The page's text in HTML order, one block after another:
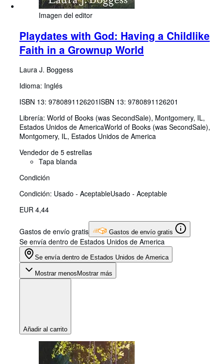
Imagen del editor
Playdates with God: Having a Childlike
Faith in a Grownup World
Laura J. Boggess
Idioma: Inglés
ISBN 13: 9780891126201 ISBN 13: 9780891126201
Librería: World of Books (was SecondSale), Montgomery, IL,
Estados Unidos de AmericaWorld of Books (was SecondSale),
Montgomery, IL, Estados Unidos de America
Vendedor de 5 estrellas
Tapa blanda
Condición
Condición: Usado - AceptableUsado - Aceptable
EUR 4,44
Gastos de envío gratis Gastos de envío gratis
Se envía dentro de Estados Unidos de America
Se envía dentro de Estados Unidos de America
Mostrar menos Mostrar más
Añadir al carrito